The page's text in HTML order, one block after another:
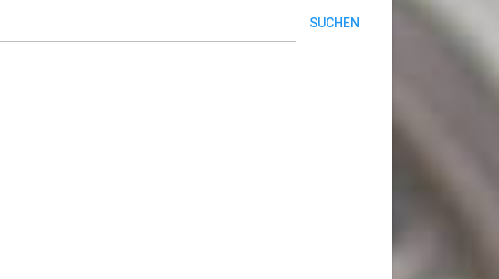
SUCHEN